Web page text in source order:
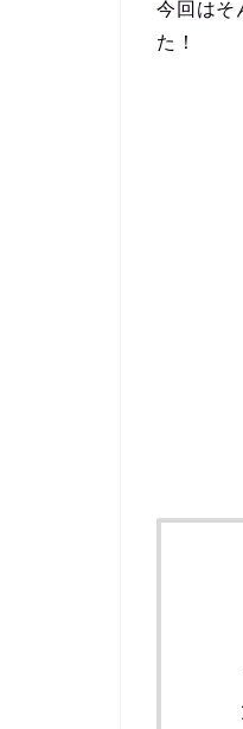
今回はそ
た！